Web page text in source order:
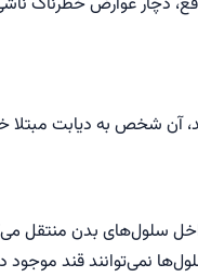
آن شخص به دیابت
سلول‌های بدن منتقل
نمی‌توانند قند